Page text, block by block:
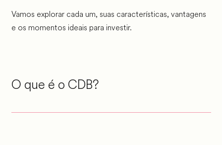
Vamos explorar cada um, suas características, vantagens
e os momentos ideais para investir.
O que é o CDB?